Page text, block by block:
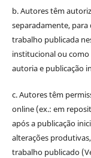
b. Autores têm
separadamente,
trabalho publicada
institucional ou
autoria e publicação
c. Autores têm
online (ex.: em
após a publicação
alterações
trabalho publicado